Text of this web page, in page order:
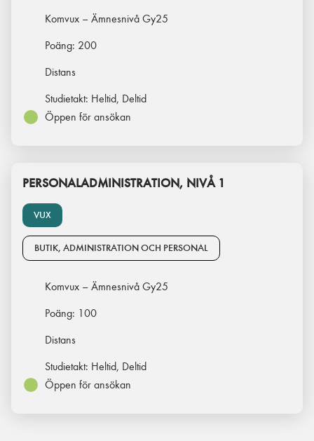
Komvux – Ämnesnivå Gy25
Poäng: 200
Distans
Studietakt: Heltid, Deltid
Öppen för ansökan
VUX
PERSONALADMINISTRATION, NIVÅ 1
BUTIK, ADMINISTRATION OCH PERSONAL
Komvux – Ämnesnivå Gy25
Poäng: 100
Distans
Studietakt: Heltid, Deltid
Öppen för ansökan